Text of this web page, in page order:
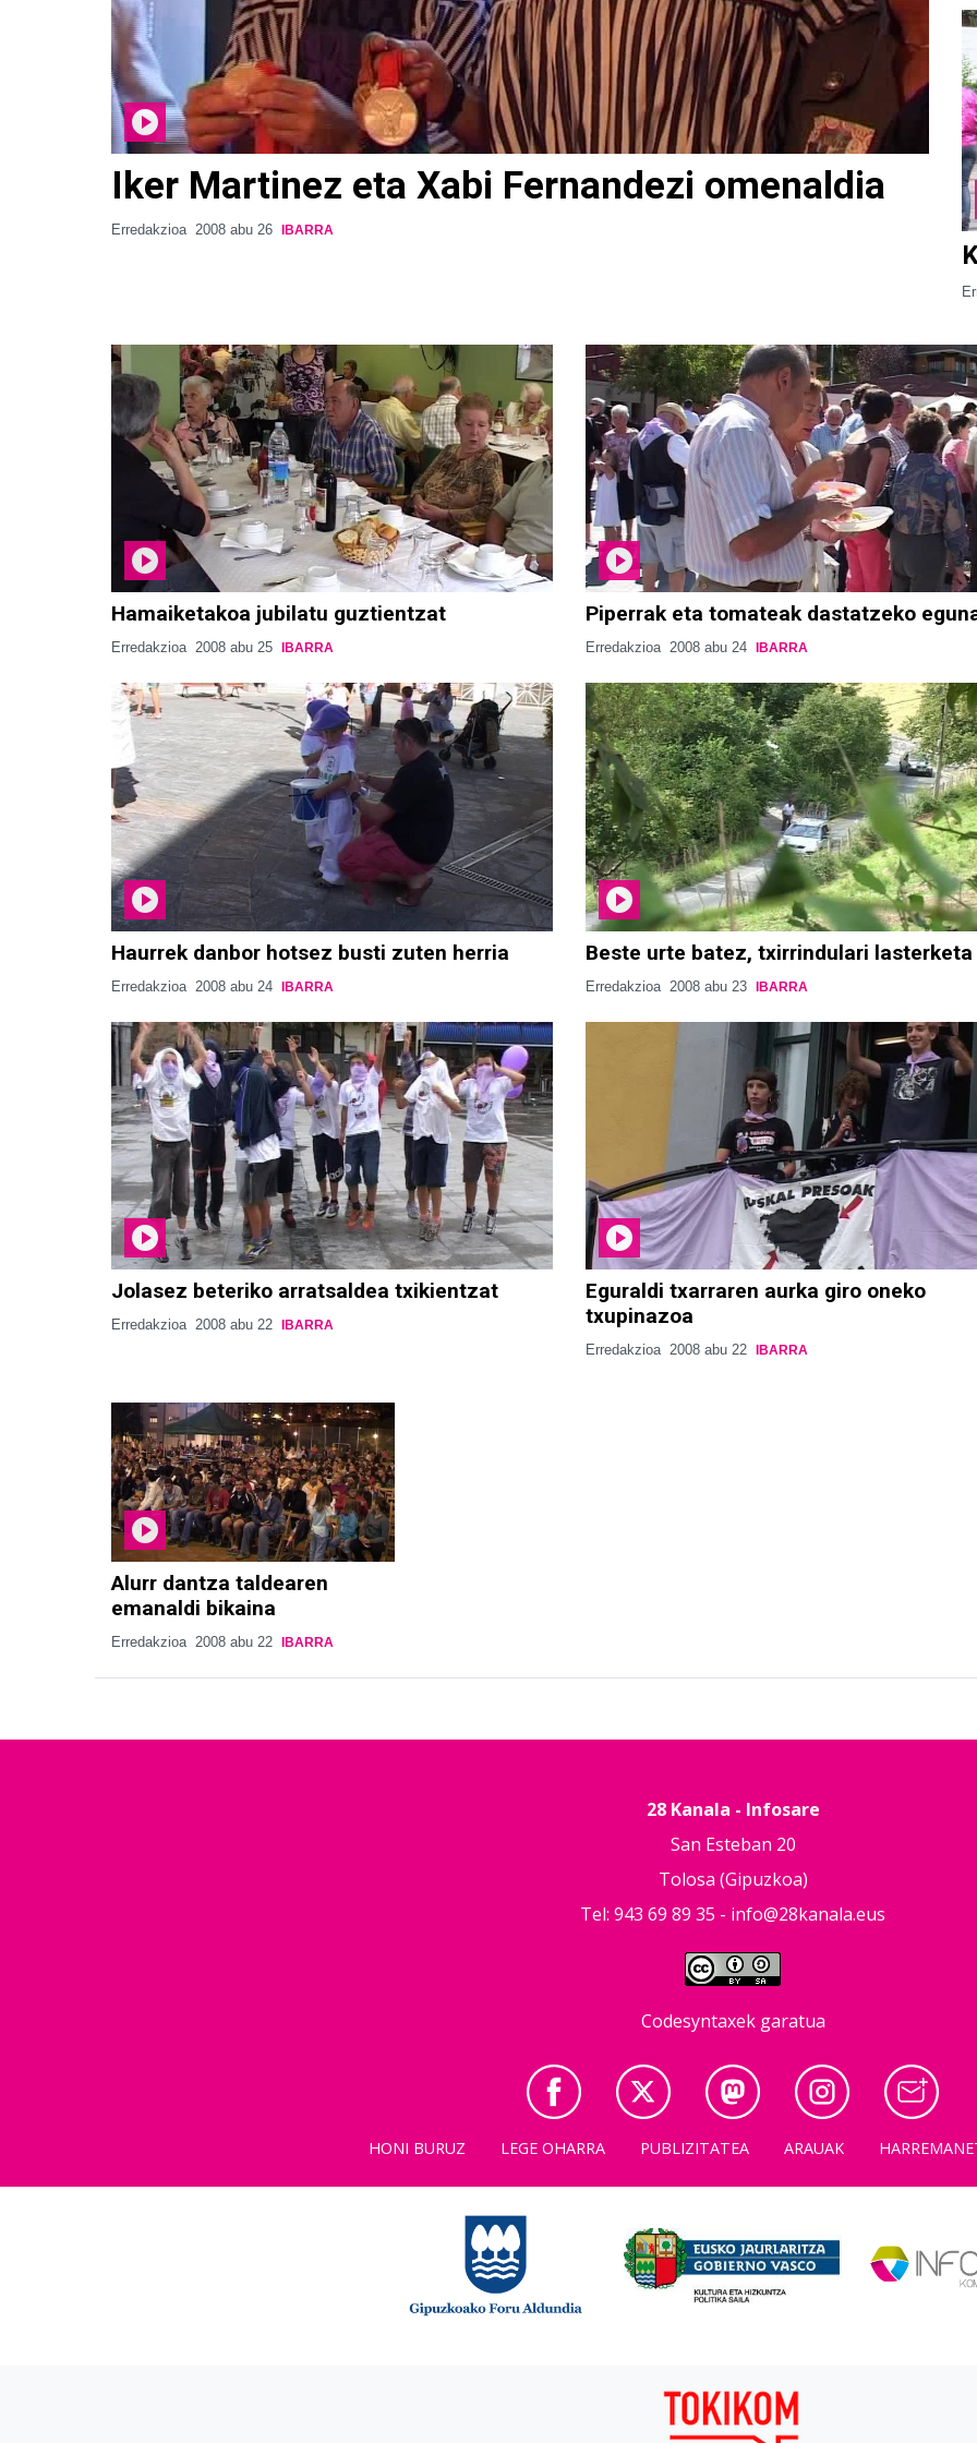
Iker Martinez eta Xabi Fernandezi omenaldia
Erredakzioa 2008 abu 26 IBARRA
Hamaiketakoa jubilatu guztientzat
Erredakzioa 2008 abu 25 IBARRA
Piperrak eta tomateak dastatzeko
Erredakzioa 2008 abu 24 IBARRA
Haurrek danbor hotsez busti zuten herria
Erredakzioa 2008 abu 24 IBARRA
Beste urte batez, txirrindulari lasterketa
Erredakzioa 2008 abu 23 IBARRA
Jolasez beteriko arratsaldea txikientzat
Erredakzioa 2008 abu 22 IBARRA
Eguraldi txarraren aurka giro oneko
txupinazoa
Erredakzioa 2008 abu 22 IBARRA
Alurr dantza taldearen
emanaldi bikaina
Erredakzioa 2008 abu 22 IBARRA
28 Kanala - Infosare
San Esteban 20
Tolosa (Gipuzkoa)
Tel: 943 69 89 35 - info@28kanala.eus
Codesyntaxek garatua
HONI BURUZ LEGE OHARRA PUBLIZITATEA ARAUAK